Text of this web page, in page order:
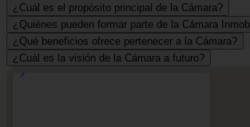
¿Cuál es el propósito principal de la Cámara?
¿Quiénes pueden formar parte de la Cámara
¿Qué beneficios ofrece pertenecer a la Cámara?
¿Cuál es la visión de la Cámara a futuro?